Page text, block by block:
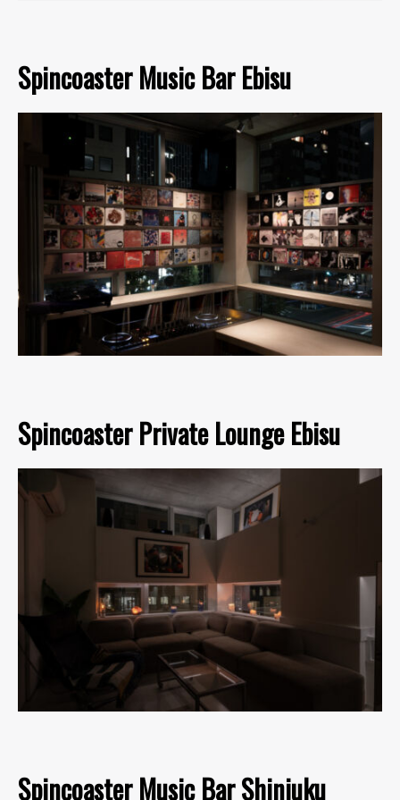
Spincoaster Music Bar Ebisu
Spincoaster Private Lounge Ebisu
Spincoaster Music Bar Shinjuku